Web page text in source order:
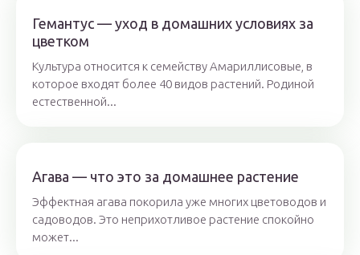
Гемантус — уход в домашних условиях за
цветком
Культура относится к семейству Амариллисовые, в
которое входят более 40 видов растений. Родиной
естественной...
Агава — что это за домашнее растение
Эффектная агава покорила уже многих цветоводов и
садоводов. Это неприхотливое растение спокойно
может...